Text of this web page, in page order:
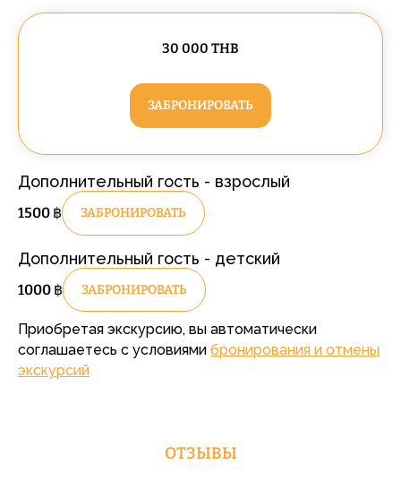
30 000 THB
ЗАБРОНИРОВАТЬ
Дополнительный гость - взрослый
1500 ฿ ЗАБРОНИРОВАТЬ
Дополнительный гость - детский
1000 ฿ ЗАБРОНИРОВАТЬ
Приобретая экскурсию, вы автоматически
соглашаетесь с условиями бронирования и отмены
экскурсий
ОТЗЫВЫ